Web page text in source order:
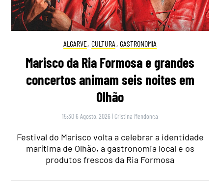
ALGARVE, CULTURA , GASTRONOMIA
Marisco da Ria Formosa e grandes
concertos animam seis noites em
Olhão
15:30 6 Agosto, 2026 | Cristina Mendonça
Festival do Marisco volta a celebrar a identidade
marítima de Olhão, a gastronomia local e os
produtos frescos da Ria Formosa